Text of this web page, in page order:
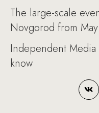
The large-scale
Novgorod from
Independent Media
know